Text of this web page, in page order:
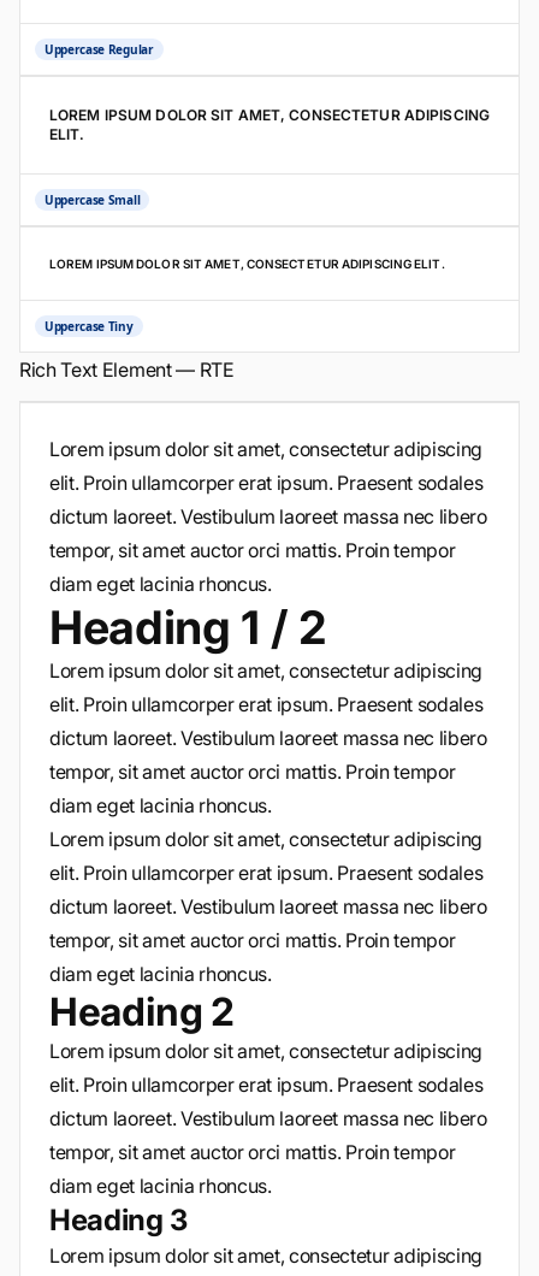
Uppercase Regular
LOREM IPSUM DOLOR SIT AMET, CONSECTETUR ADIPISCING
ELIT.
Uppercase Small
LOREM IPSUM DOLOR SIT AMET, CONSECTETUR ADIPISCING ELIT.
Uppercase Tiny
Rich Text Element — RTE
Lorem ipsum dolor sit amet, consectetur adipiscing
elit. Proin ullamcorper erat ipsum. Praesent sodales
dictum laoreet. Vestibulum laoreet massa nec libero
tempor, sit amet auctor orci mattis. Proin tempor
diam eget lacinia rhoncus.
Heading 1 / 2
Lorem ipsum dolor sit amet, consectetur adipiscing
elit. Proin ullamcorper erat ipsum. Praesent sodales
dictum laoreet. Vestibulum laoreet massa nec libero
tempor, sit amet auctor orci mattis. Proin tempor
diam eget lacinia rhoncus.
Lorem ipsum dolor sit amet, consectetur adipiscing
elit. Proin ullamcorper erat ipsum. Praesent sodales
dictum laoreet. Vestibulum laoreet massa nec libero
tempor, sit amet auctor orci mattis. Proin tempor
diam eget lacinia rhoncus.
Heading 2
Lorem ipsum dolor sit amet, consectetur adipiscing
elit. Proin ullamcorper erat ipsum. Praesent sodales
dictum laoreet. Vestibulum laoreet massa nec libero
tempor, sit amet auctor orci mattis. Proin tempor
diam eget lacinia rhoncus.
Heading 3
Lorem ipsum dolor sit amet, consectetur adipiscing